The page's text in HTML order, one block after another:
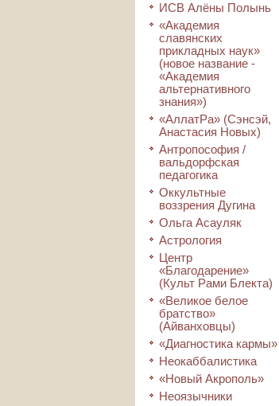
ИСВ Алёны Полынь
«Академия
славянских
прикладных наук»
(новое название -
«Академия
альтернативного
знания»)
«АллатРа» (Сэнсэй,
Анастасия Новых)
Антропософия /
вальдорфская
педагогика
Оккультные
воззрения Дугина
Ольга Асауляк
Астрология
Центр
«Благодарение»
(Культ Рами Блекта)
«Великое белое
братство»
(Айванховцы)
«Диагностика кармы»
Неокаббалистика
«Новый Акрополь»
Неоязычники